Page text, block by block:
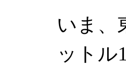
いま、
ットル